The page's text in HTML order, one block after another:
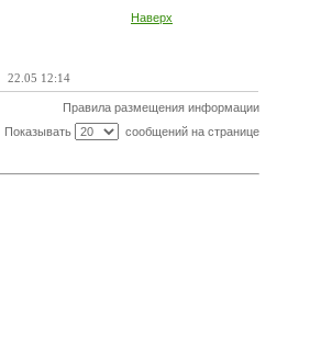
Наверх
22.05 12:14
Правила размещения информации
Показывать
сообщений на странице